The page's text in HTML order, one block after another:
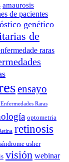
amaurosis
de pacientes
genético
de
raras
ensayo
Raras
optometria
retinosis
síndrome usher
visión webinar